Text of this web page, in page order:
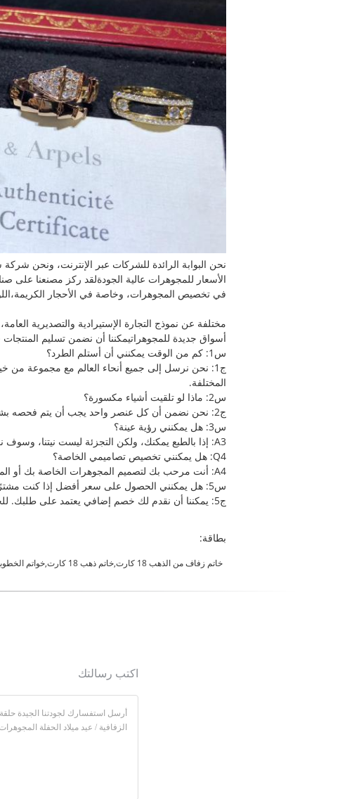
نحن البوابة الرائدة للشركات عبر الإنترنت، ونحن
في تخصيص المجوهرات، وخاصة في الأحجار
مختلفة عن نموذج التجارة الإستيرادية والتصديرية
أسواق جديدة للمجوهراتيمكننا أن نضمن تسليم المنتجات
س1: كم من الوقت يمكنني أن أستلم الطرد؟
المختلفة.
س2: ماذا لو تلقيت أشياء مكسورة؟
ج2: نحن نضمن أن كل عنصر واحد يجب أن يتم فحصه بشكل جيد قبل الشحن، وسوف نقوم بتعويض أو استرداد المال لك إذا كان تالفا عن طريق التسليم السريع.
س3: هل يمكنني رؤية عينة؟
A3: إذا بالطبع يمكنك، ولكن التجزئة ليست نيتنا، وسوف نفرض تكلفة العينة والرسوم السريعة.
Q4: هل يمكنني تخصيص تصاميمي الخاصة؟
A4: أنت مرحب بك لتصميم المجوهرات الخاصة بك أو المنتجات ذات الصلة، وتوفير صور التصميم الخاص بك أو نطلب منا أن نفعل التصميم بالنسبة لك.
س5: هل يمكنني الحصول على سعر أفضل إذا كنت مشترًا بالجملة ؟
ج5: يمكننا أن نقدم لك خصم إضافي يعتمد على طلبك. للحصول على المزيد من التفاصيل السعر يرجى إجراء استفسار.
بطاقة:
خاتم زفاف من الذهب 18 كارت,خاتم ذهب 18 كارت,خواتم الخطوبة الذهبية
اكتب رسالتك